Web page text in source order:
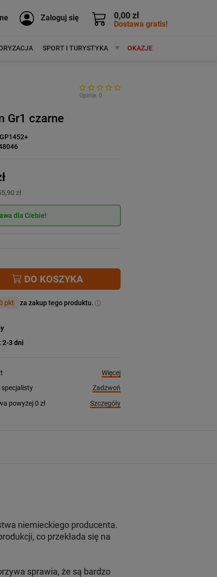
0,00 zł
Dostawa gratis!
Zaloguj się
SPORT I TURYSTYKA MARKIOKAZJE
Opinie: 0
Gr1 czarne
zł
dla Ciebie!
DO KOSZYKA
pkt za zakup tego produktu.
2-3 dni
Więcej
Zadzwoń
powyżej 0 zł
Szczegóły
niemieckiego producenta.
co przekłada się na
sprawia, że są bardzo